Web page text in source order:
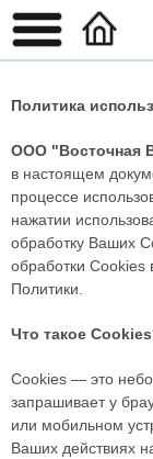
Политика
ООО "Восточная
в настоящем
процессе
нажатии
обработку Ваших
обработки Cookies
Политики.
Что такое
Сookies — это
запрашивает у
или мобильном
Ваших действиях